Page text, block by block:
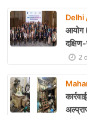
Delhi
आयोग
2